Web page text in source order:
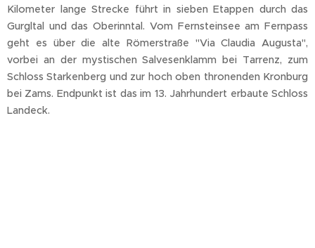
Kilometer lange Strecke führt in sieben Etappen durch das
Gurgltal und das Oberinntal. Vom Fernsteinsee am Fernpass
geht es über die alte Römerstraße "Via Claudia Augusta",
vorbei an der mystischen Salvesenklamm bei Tarrenz, zum
Schloss Starkenberg und zur hoch oben thronenden Kronburg
bei Zams. Endpunkt ist das im 13. Jahrhundert erbaute Schloss
Landeck.